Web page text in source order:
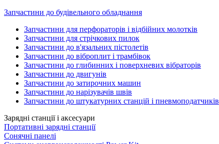
Запчастини до будівельного обладнання
Запчастини для перфораторів і відбійних молотків
Запчастини для стрічкових пилок
Запчастини до в'язальних пістолетів
Запчастини до віброплит і трамбівок
Запчастини до глибинних і поверхневих вібраторів
Запчастини до двигунів
Запчастини до затирочних машин
Запчастини до нарізувачів швів
Запчастини до штукатурних станцій і пневмоподатчиків
Зарядні станції і аксесуари
Портативні зарядні станції
Сонячні панелі